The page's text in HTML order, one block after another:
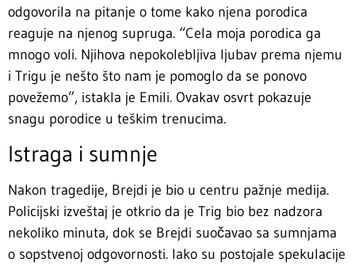
odgovorila na pitanje o tome kako njena porodica
reaguje na njenog supruga. “Cela moja porodica ga
mnogo voli. Njihova nepokolebljiva ljubav prema njemu
i Trigu je nešto što nam je pomoglo da se ponovo
povežemo”, istakla je Emili. Ovakav osvrt pokazuje
snagu porodice u teškim trenucima.
Istraga i sumnje
Nakon tragedije, Brejdi je bio u centru pažnje medija.
Policijski izveštaj je otkrio da je Trig bio bez nadzora
nekoliko minuta, dok se Brejdi suočavao sa sumnjama
o sopstvenoj odgovornosti. Iako su postojale spekulacije